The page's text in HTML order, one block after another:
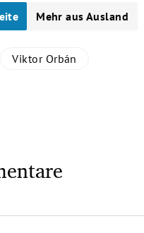
Mehr aus Ausland
Viktor Orbán